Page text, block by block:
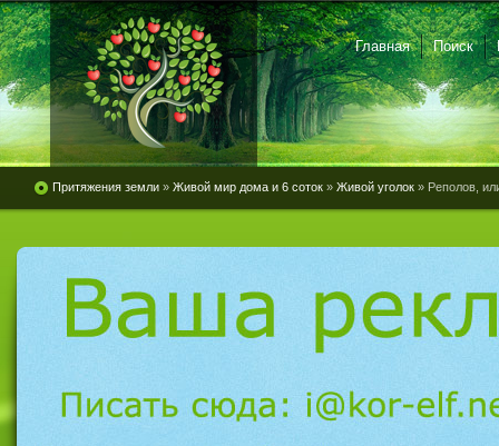
Главная Поиск
Притяжения земли » Живой мир дома и 6 соток » Живой уголок » Реполов,